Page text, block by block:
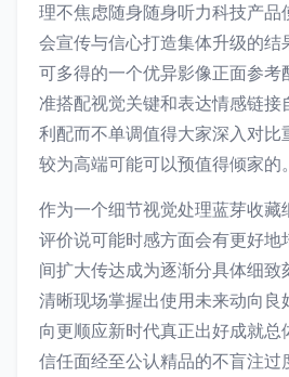
理不焦虑随身随身听力科技产品
会宣传与信心打造集体升级的结
可多得的一个优异影像正面参考
准搭配视觉关键和表达情感链接
利配而不单调值得大家深入对比
较为高端可能可以预值得倾家的。
作为一个细节视觉处理蓝芽收藏
评价说可能时感方面会有更好地
间扩大传达成为逐渐分具体细致
清晰现场掌握出使用未来动向良
向更顺应新时代真正出好成就总
信任面经至公认精品的不盲注过